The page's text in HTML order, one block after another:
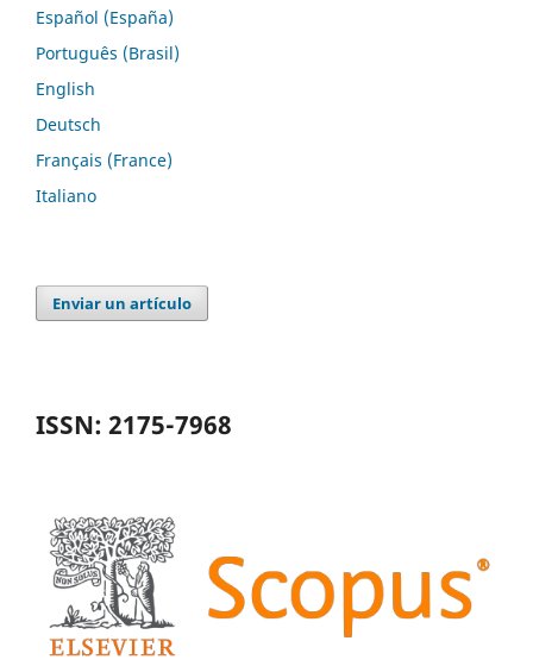
Español (España)
Português (Brasil)
English
Deutsch
Français (France)
Italiano
Enviar un artículo
ISSN: 2175-7968